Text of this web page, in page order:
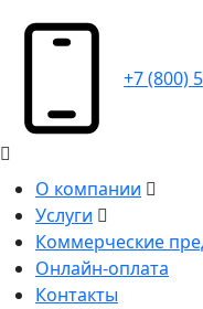
+7 (800)
О компании
Услуги
Коммерческие
Онлайн-оплата
Контакты